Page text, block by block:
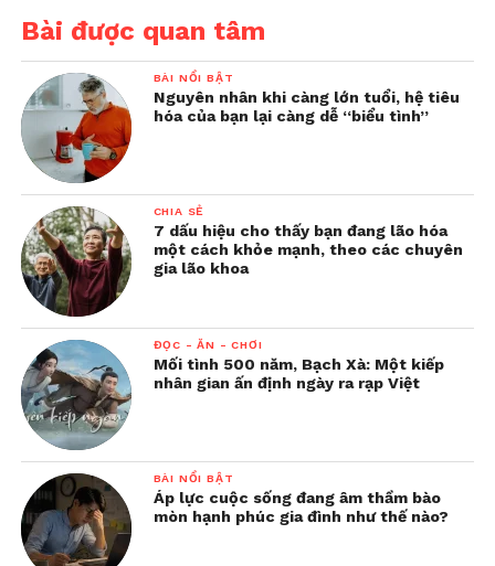
Bài được quan tâm
BÀI NỔI BẬT
Nguyên nhân khi càng lớn tuổi, hệ tiêu
hóa của bạn lại càng dễ “biểu tình”
CHIA SẺ
7 dấu hiệu cho thấy bạn đang lão hóa
một cách khỏe mạnh, theo các chuyên
gia lão khoa
ĐỌC - ĂN - CHƠI
Mối tình 500 năm, Bạch Xà: Một kiếp
nhân gian ấn định ngày ra rạp Việt
BÀI NỔI BẬT
Áp lực cuộc sống đang âm thầm bào
mòn hạnh phúc gia đình như thế nào?